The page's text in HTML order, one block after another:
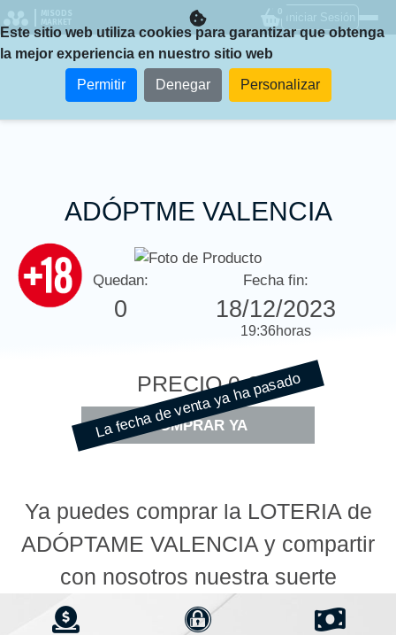
MISODS
MARKET
0 Iniciar Sesión
ADÓPTME VALENCIA
Quedan:
0
Fecha fin:
18/12/2023
19:36horas
PRECIO0 €
COMPRAR YA
La fecha de venta ya ha pasado
Ya puedes comprar la LOTERÍA de
ADÓPTAME VALENCIA y compartir
con nosotros nuestra suerte
Este sitio web utiliza cookies para garantizar que obtenga
la mejor experiencia en nuestro sitio web
Permitir Denegar Personalizar